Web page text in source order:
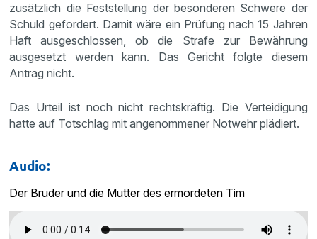
zusätzlich die Feststellung der besonderen Schwere der
Schuld gefordert. Damit wäre ein Prüfung nach 15 Jahren
Haft ausgeschlossen, ob die Strafe zur Bewährung
ausgesetzt werden kann. Das Gericht folgte diesem
Antrag nicht.
Das Urteil ist noch nicht rechtskräftig. Die Verteidigung
hatte auf Totschlag mit angenommener Notwehr plädiert.
Audio:
Der Bruder und die Mutter des ermordeten Tim